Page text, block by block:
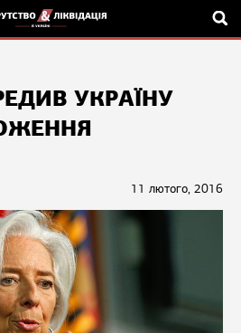
УКРАЇНУ
11 лютого, 2016